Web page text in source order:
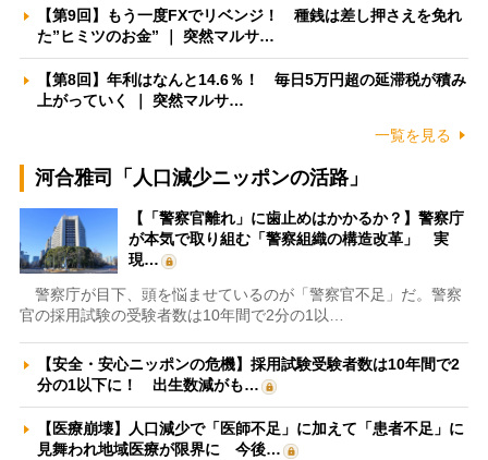
【第9回】もう一度FXでリベンジ！ 種銭は差し押さえを免れ
た”ヒミツのお金” ｜ 突然マルサ…
【第8回】年利はなんと14.6％！ 毎日5万円超の延滞税が積み
上がっていく ｜ 突然マルサ…
一覧を見る
河合雅司「人口減少ニッポンの活路」
【「警察官離れ」に歯止めはかかるか？】警察庁
が本気で取り組む「警察組織の構造改革」 実
現…
警察庁が目下、頭を悩ませているのが「警察官不足」だ。警察
官の採用試験の受験者数は10年間で2分の1以…
【安全・安心ニッポンの危機】採用試験受験者数は10年間で2
分の1以下に！ 出生数減がも…
【医療崩壊】人口減少で「医師不足」に加えて「患者不足」に
見舞われ地域医療が限界に 今後…